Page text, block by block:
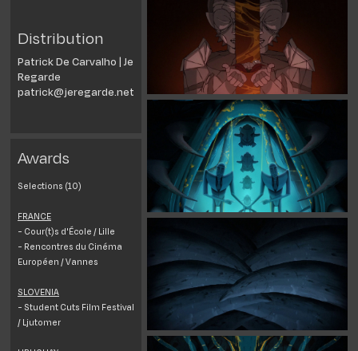
Distribution
Patrick De Carvalho | Je
Regarde
patrick@jeregarde.net
Awards
Selections (10)
FRANCE
- Cour(t)s d'École / Lille
- Rencontres du Cinéma
Européen / Vannes
SLOVENIA
- Student Cuts Film Festival
/ Ljutomer